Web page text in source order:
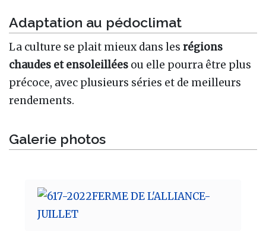
Adaptation au pédoclimat
La culture se plait mieux dans les régions
chaudes et ensoleillées ou elle pourra être plus
précoce, avec plusieurs séries et de meilleurs
rendements.
Galerie photos